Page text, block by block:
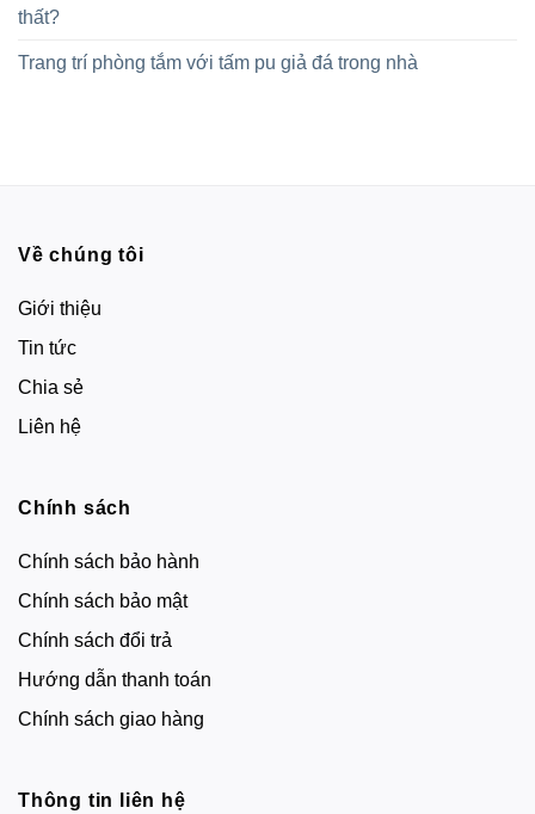
thất?
Trang trí phòng tắm với tấm pu giả đá trong nhà
Về chúng tôi
Giới thiệu
Tin tức
Chia sẻ
Liên hệ
Chính sách
Chính sách bảo hành
Chính sách bảo mật
Chính sách đổi trả
Hướng dẫn thanh toán
Chính sách giao hàng
Thông tin liên hệ